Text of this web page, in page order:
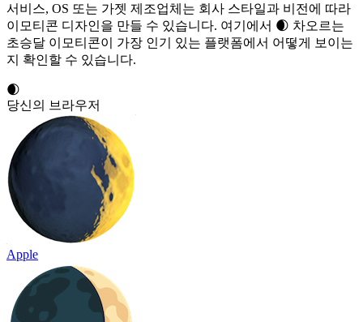
서비스, OS 또는 가젯 제조업체는 회사 스타일과 비전에 따라
이모티콘 디자인을 만들 수 있습니다. 여기에서 🌒 차오르는
초승달 이모티콘이 가장 인기 있는 플랫폼에서 어떻게 보이는
지 확인할 수 있습니다.
🌒
당신의 브라우저
Apple